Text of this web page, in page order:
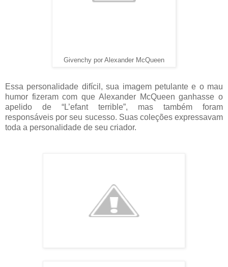
Givenchy por Alexander McQueen
Essa personalidade difícil, sua imagem petulante e o mau
humor fizeram com que Alexander McQueen ganhasse o
apelido de “L’efant terrible”, mas também foram
responsáveis por seu sucesso. Suas coleções expressavam
toda a personalidade de seu criador.